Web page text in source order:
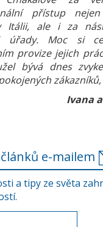
přístup
Itálii, ale i za
úřady. Moc si
provize jejich
bývá dnes
Ivana
e-mailem
a tipy ze světa